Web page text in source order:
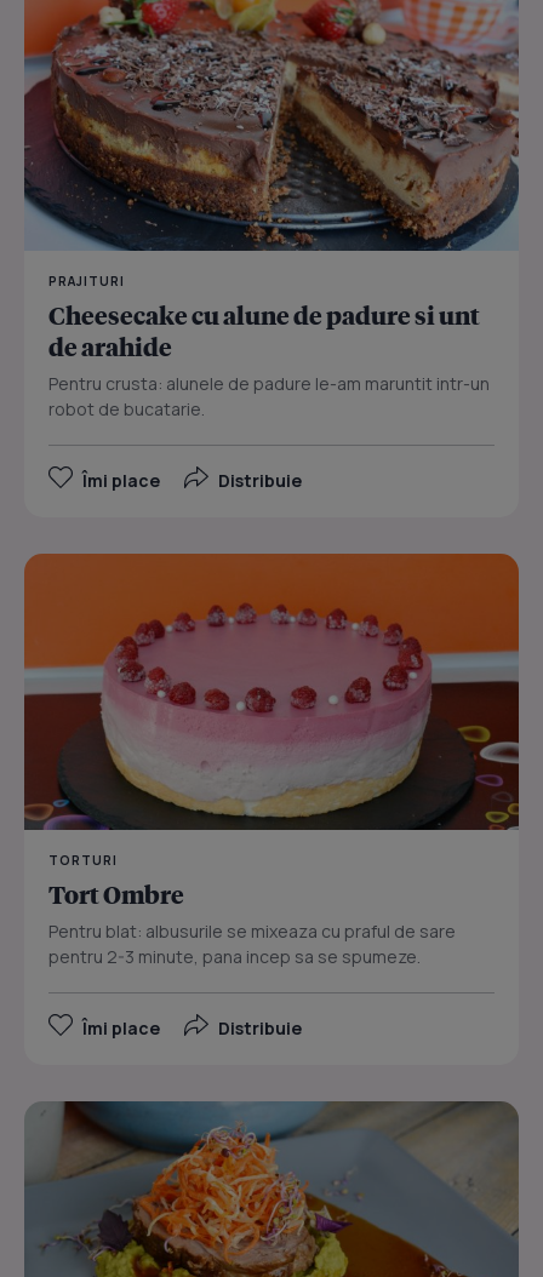
PRAJITURI
Cheesecake cu alune de padure si unt
de arahide
Pentru crusta: alunele de padure le-am maruntit intr-un
robot de bucatarie.
Îmi place Distribuie
TORTURI
Tort Ombre
Pentru blat: albusurile se mixeaza cu praful de sare
pentru 2-3 minute, pana incep sa se spumeze.
Îmi place Distribuie